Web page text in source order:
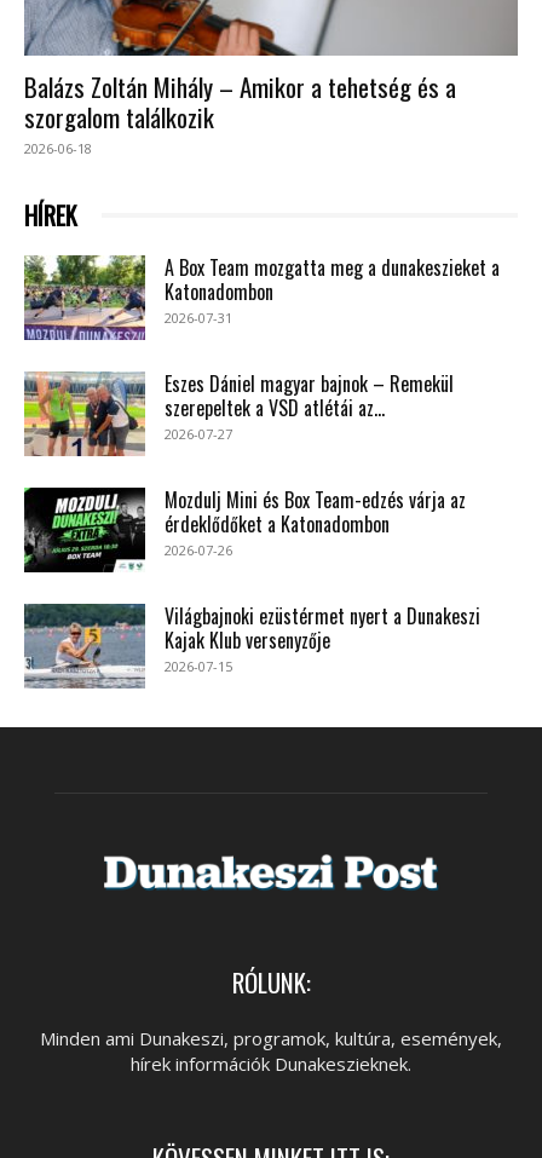
Balázs Zoltán Mihály – Amikor a tehetség és a
szorgalom találkozik
2026-06-18
HÍREK
A Box Team mozgatta meg a dunakeszieket a
Katonadombon
2026-07-31
Eszes Dániel magyar bajnok – Remekül
szerepeltek a VSD atlétái az...
2026-07-27
Mozdulj Mini és Box Team-edzés várja az
érdeklődőket a Katonadombon
2026-07-26
Világbajnoki ezüstérmet nyert a Dunakeszi
Kajak Klub versenyzője
2026-07-15
RÓLUNK:
Minden ami Dunakeszi, programok, kultúra, események,
hírek információk Dunakeszieknek.